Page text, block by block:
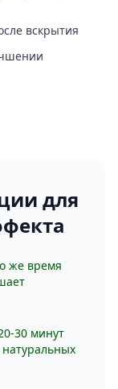
вскрытия
для
же время
30 минут